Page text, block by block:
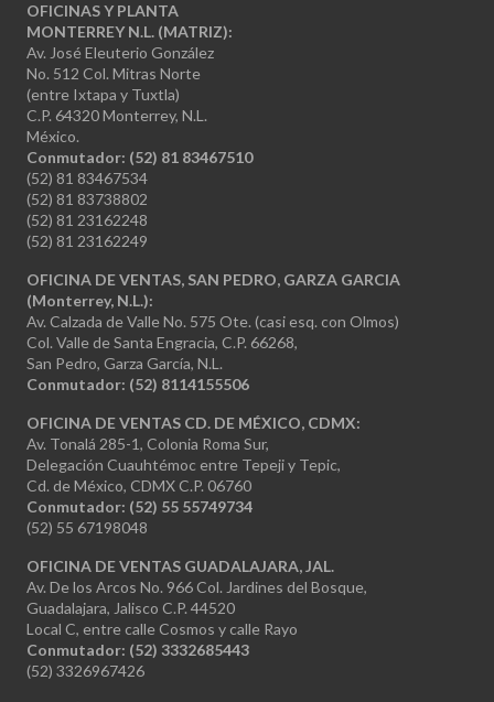
OFICINAS Y PLANTA
MONTERREY N.L. (MATRIZ):
Av. José Eleuterio González
No. 512 Col. Mitras Norte
(entre Ixtapa y Tuxtla)
C.P. 64320 Monterrey, N.L.
México.
Conmutador: (52) 81 83467510
(52) 81 83467534
(52) 81 83738802
(52) 81 23162248
(52) 81 23162249
OFICINA DE VENTAS, SAN PEDRO, GARZA GARCIA
(Monterrey, N.L.):
Av. Calzada de Valle No. 575 Ote. (casi esq. con Olmos)
Col. Valle de Santa Engracia, C.P. 66268,
San Pedro, Garza García, N.L.
Conmutador: (52) 8114155506
OFICINA DE VENTAS CD. DE MÉXICO, CDMX:
Av. Tonalá 285-1, Colonia Roma Sur,
Delegación Cuauhtémoc entre Tepeji y Tepic,
Cd. de México, CDMX C.P. 06760
Conmutador: (52) 55 55749734
(52) 55 67198048
OFICINA DE VENTAS GUADALAJARA, JAL.
Av. De los Arcos No. 966 Col. Jardines del Bosque,
Guadalajara, Jalisco C.P. 44520
Local C, entre calle Cosmos y calle Rayo
Conmutador: (52) 3332685443
(52) 3326967426